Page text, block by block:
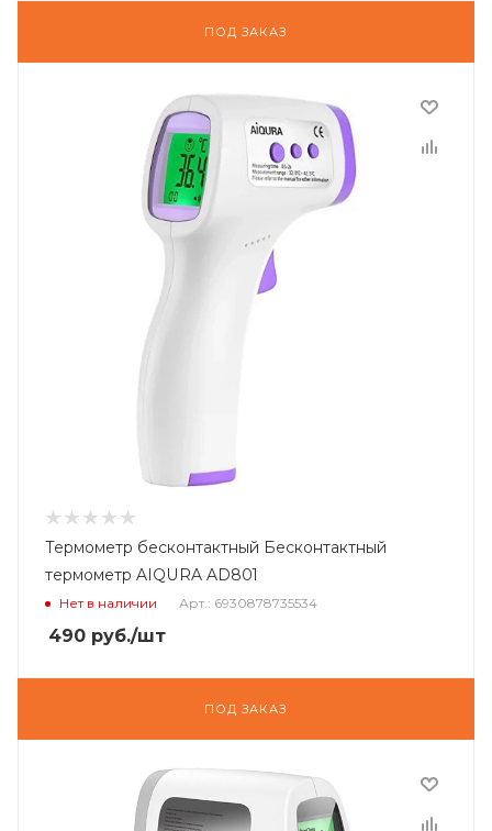
ПОД ЗАКАЗ
Термометр бесконтактный Бесконтактный
термометр AIQURA AD801
Нет в наличии Арт.: 6930878735534
490 руб./шт
ПОД ЗАКАЗ